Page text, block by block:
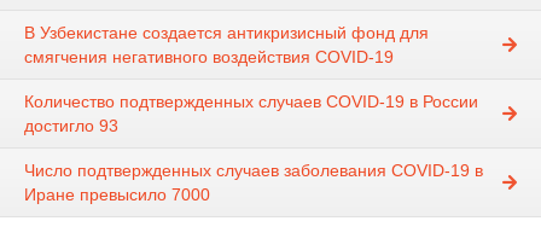
В Узбекистане создается антикризисный фонд для
смягчения негативного воздействия COVID-19
Количество подтвержденных случаев COVID-19 в России
достигло 93
Число подтвержденных случаев заболевания COVID-19 в
Иране превысило 7000